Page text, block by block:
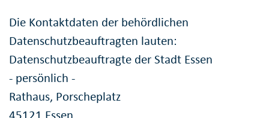
Die Kontaktdaten der behördlichen
Datenschutzbeauftragten lauten:
Datenschutzbeauftragte der Stadt Essen
- persönlich -
Rathaus, Porscheplatz